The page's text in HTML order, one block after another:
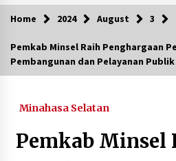
VOA
Antisipasi
Bali Resmi Pungut
untuk Turis
Home 2024 August 3
Pemkab Minsel Raih Penghargaan
Pembangunan dan Pelayanan Publik
Minahasa Selatan
Pemkab Minsel